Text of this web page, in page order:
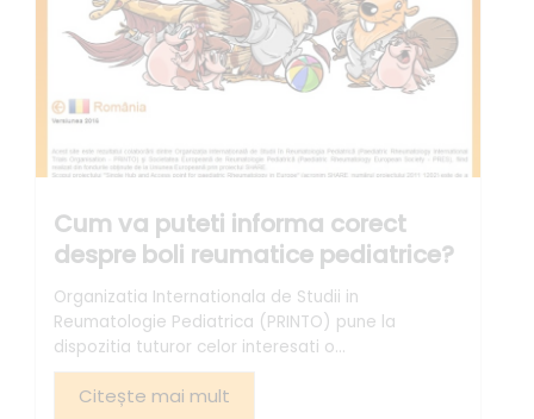
Cum va puteti informa corect
despre boli reumatice pediatrice?
Organizatia Internationala de Studii in
Reumatologie Pediatrica (PRINTO) pune la
dispozitia tuturor celor interesati o...
Citește mai mult